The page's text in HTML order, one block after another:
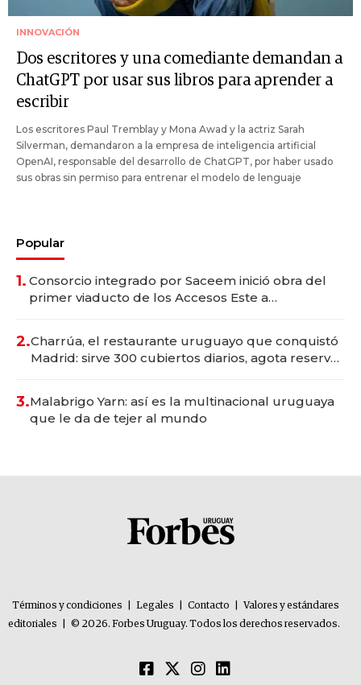
INNOVACIÓN
Dos escritores y una comediante demandan a
ChatGPT por usar sus libros para aprender a
escribir
Los escritores Paul Tremblay y Mona Awad y la actriz Sarah
Silverman, demandaron a la empresa de inteligencia artificial
OpenAI, responsable del desarrollo de ChatGPT, por haber usado
sus obras sin permiso para entrenar el modelo de lenguaje
Popular
1. Consorcio integrado por Saceem inició obra del
primer viaducto de los Accesos Este a
2.Charrúa, el restaurante uruguayo que conquistó
Madrid: sirve 300 cubiertos diarios, agota reservas
3.Malabrigo Yarn: así es la multinacional uruguaya
que le da de tejer al mundo
Términos y condiciones Legales Contacto
Valores y estándares
editoriales
© 2026. Forbes Uruguay. Todos los derechos reservados.